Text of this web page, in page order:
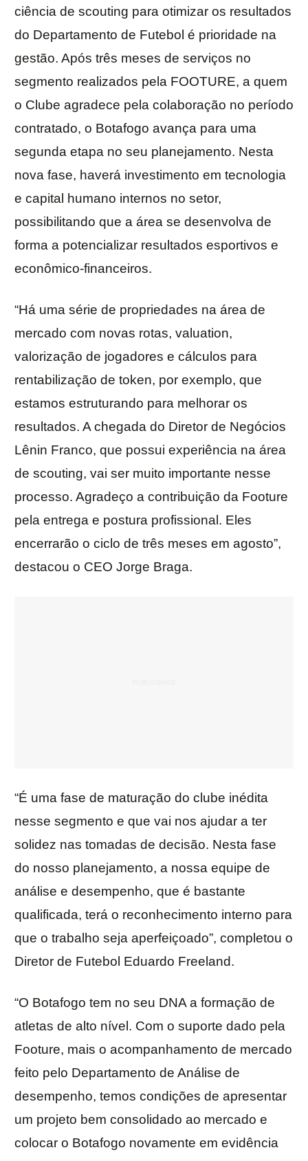
ciência de scouting para otimizar os resultados
do Departamento de Futebol é prioridade na
gestão. Após três meses de serviços no
segmento realizados pela FOOTURE, a quem
o Clube agradece pela colaboração no período
contratado, o Botafogo avança para uma
segunda etapa no seu planejamento. Nesta
nova fase, haverá investimento em tecnologia
e capital humano internos no setor,
possibilitando que a área se desenvolva de
forma a potencializar resultados esportivos e
econômico-financeiros.
“Há uma série de propriedades na área de
mercado com novas rotas, valuation,
valorização de jogadores e cálculos para
rentabilização de token, por exemplo, que
estamos estruturando para melhorar os
resultados. A chegada do Diretor de Negócios
Lênin Franco, que possui experiência na área
de scouting, vai ser muito importante nesse
processo. Agradeço a contribuição da Footure
pela entrega e postura profissional. Eles
encerrarão o ciclo de três meses em agosto”,
destacou o CEO Jorge Braga.
“É uma fase de maturação do clube inédita
nesse segmento e que vai nos ajudar a ter
solidez nas tomadas de decisão. Nesta fase
do nosso planejamento, a nossa equipe de
análise e desempenho, que é bastante
qualificada, terá o reconhecimento interno para
que o trabalho seja aperfeiçoado”, completou o
Diretor de Futebol Eduardo Freeland.
“O Botafogo tem no seu DNA a formação de
atletas de alto nível. Com o suporte dado pela
Footure, mais o acompanhamento de mercado
feito pelo Departamento de Análise de
desempenho, temos condições de apresentar
um projeto bem consolidado ao mercado e
colocar o Botafogo novamente em evidência